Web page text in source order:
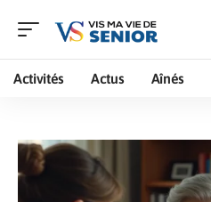
Activités Actus Aînés